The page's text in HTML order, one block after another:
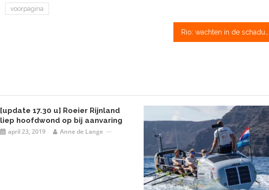
voorpagina
[update 17.30 u] Roeier Rijnland
liep hoofdwond op bij aanvaring
april 23, 2019 Anne de Lange